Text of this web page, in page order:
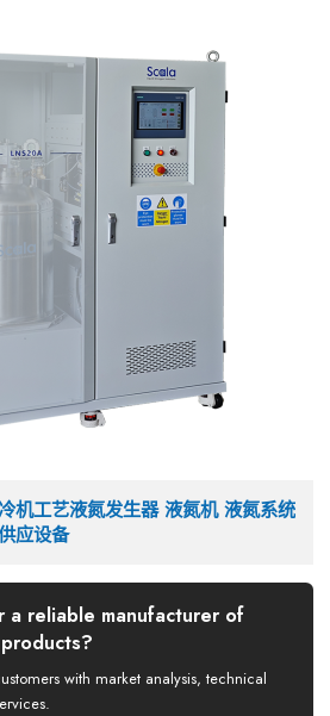
工艺液氮发生器 液氮机 液氮系统
应设备
reliable manufacturer of
with market analysis, technical